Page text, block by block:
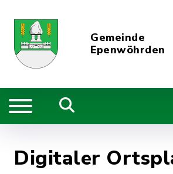
Gemeinde
Epenwöhrden
Digitaler